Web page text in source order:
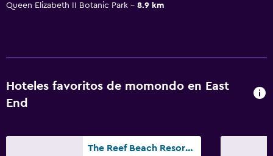
Queen Elizabeth II Botanic Park
8.9 km
Hoteles favoritos de momondo en East
End
The Reef Beach Resort, East End, Grand Cayman